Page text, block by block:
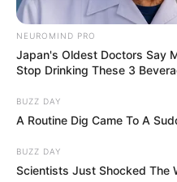
NEUROMIND PRO
Japan's Oldest Doctors Say
Stop Drinking These 3
BUZZ DAY
A Routine Dig Came To A
BUZZ DAY
Scientists Just Shocked The